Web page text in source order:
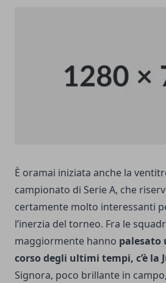
È oramai iniziata anche la
campionato di Serie A, che
certamente molto interessanti
l’inerzia del torneo. Fra le
maggiormente hanno palesato
corso degli ultimi tempi, c’è la
Signora, poco brillante in